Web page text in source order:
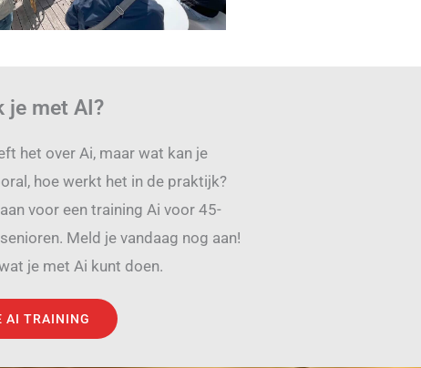
je met AI?
het over Ai, maar wat kan je
hoe werkt het in de praktijk?
voor een training Ai voor 45-
Meld je vandaag nog aan!
je met Ai kunt doen.
AI TRAINING